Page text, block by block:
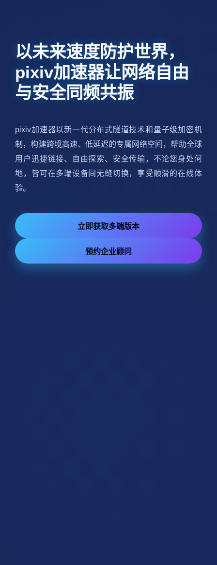
以未来速度防护世界，
pixiv加速器让网络自由
与安全同频共振
pixiv加速器以新一代分布式隧道技术和量子级加密机
制，构建跨境高速、低延迟的专属网络空间，帮助全球
用户迅捷链接、自由探索、安全传输，不论您身处何
地，皆可在多端设备间无缝切换，享受顺滑的在线体
验。
立即获取多端版本
预约企业顾问